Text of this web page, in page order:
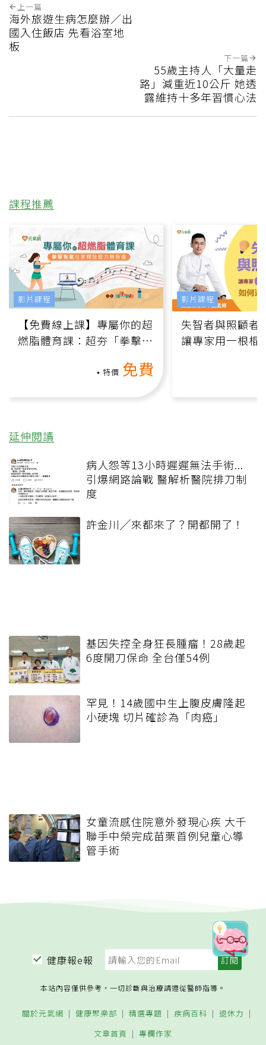
上一篇
海外旅遊生病怎麼辦／出
國入住飯店 先看浴室地
板
下一篇
55歲主持人「大量走
路」減重近10公斤 她透
露維持十多年習慣心法
課程推薦
【免費線上課】專屬你的超
燃脂體育課：超夯「拳擊有
特價 免費
影片課程
失智者與照顧者
讓專家用一根棍
影片課程
延伸閱讀
病人怨等13小時遲遲無法手術...
引爆網路論戰 醫解析醫院排刀制
度
許金川╱來都來了？開都開了！
基因失控全身狂長腫瘤！28歲起
6度開刀保命 全台僅54例
罕見！14歲國中生上腹皮膚隆起
小硬塊 切片確診為「肉癌」
女童流感住院意外發現心疾 大千
聯手中榮完成苗栗首例兒童心導
管手術
健康報e報
本站內容僅供參考，一切診斷與治療請遵從醫師指導。
關於元氣網 健康聚樂部 精選專題 疾病百科
退休力
文章首頁
專欄作家